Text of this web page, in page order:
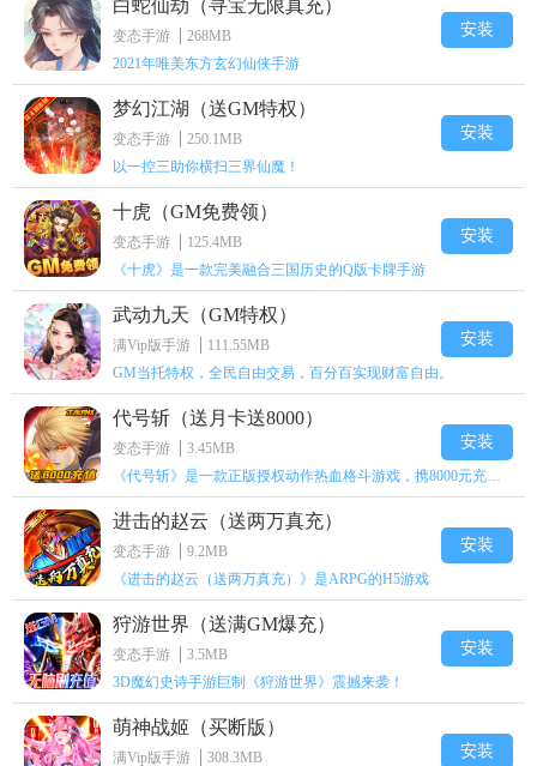
白蛇仙劫（寻宝无限真充）
变态手游
268MB
2021年唯美东方玄幻仙侠手游
安装
梦幻江湖（送GM特权）
变态手游
250.1MB
以一控三助你横扫三界仙魔！
安装
十虎（GM免费领）
变态手游
125.4MB
《十虎》是一款完美融合三国历史的Q版卡牌手游
安装
武动九天（GM特权）
满Vip版手游
111.55MB
GM当托特权，全民自由交易，百分百实现财富自由。
安装
代号斩（送月卡送8000）
变态手游
3.45MB
《代号斩》是一款正版授权动作热血格斗游戏，携8000元充值壕礼福利来袭！
安装
进击的赵云（送两万真充）
变态手游
9.2MB
《进击的赵云（送两万真充）》是ARPG的H5游戏
安装
狩游世界（送满GM爆充）
变态手游
3.5MB
3D魔幻史诗手游巨制《狩游世界》震撼来袭！
安装
萌神战姬（买断版）
满Vip版手游 308.3MB 安装